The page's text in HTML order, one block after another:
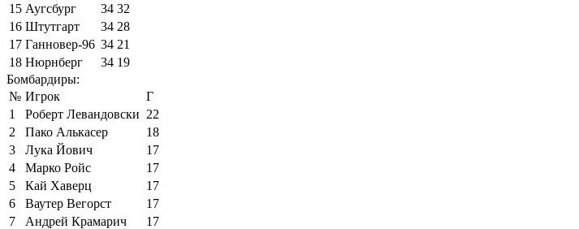
15 Аугсбург 34 32
16 Штутгарт 34 28
17 Ганновер-96 34 21
18 Нюрнберг 34 19
Бомбардиры:
№ Игрок
Г
1
Роберт Левандовски 22
2
Пако Алькасер
18
3
Лука Йович
17
4
Марко Ройс
17
5
Кай Хаверц
17
6
Ваутер Вегорст
17
7
Андрей Крамарич
17